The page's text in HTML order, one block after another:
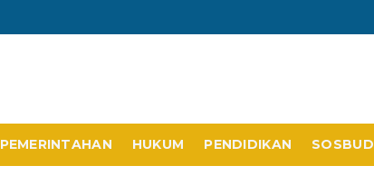
PEMERINTAHAN HUKUM PENDIDIKAN SOSBUD